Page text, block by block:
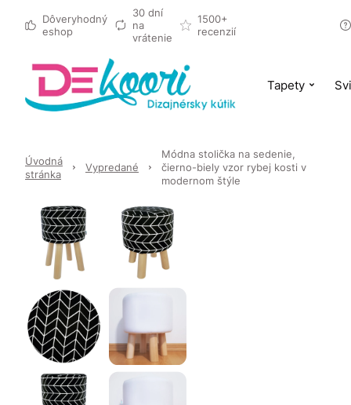
Dôveryhodný
eshop
30 dní
na
vrátenie
1500+
recenzií
Tapety
Úvodná
stránka
Vypredané
Módna stolička na sedenie,
čierno-biely vzor rybej kosti v
modernom štýle